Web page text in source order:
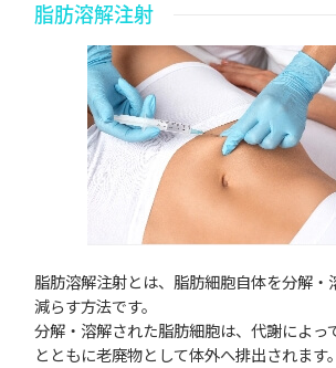
脂肪溶解注射
脂肪溶解注射とは、脂肪細胞自体を分解・
減らす方法です。
分解・溶解された脂肪細胞は、代謝によっ
とともに老廃物として体外へ排出されます。